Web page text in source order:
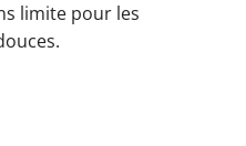
limite pour les